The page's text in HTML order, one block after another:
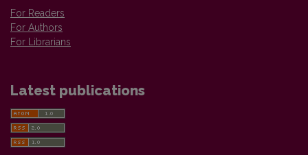
For Readers
For Authors
For Librarians
Latest publications